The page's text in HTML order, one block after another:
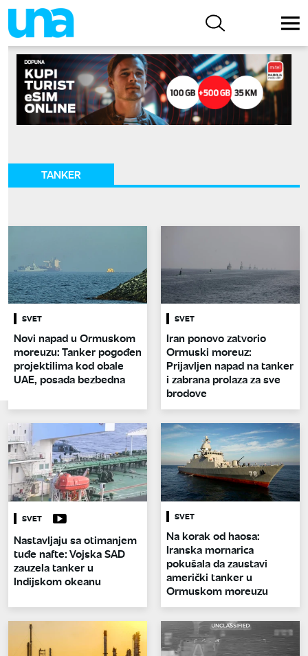
TANKER
SVET
Novi napad u Ormuskom
moreuzu: Tanker pogođen
projektilima kod obale
UAE, posada bezbedna
SVET
Iran ponovo zatvorio
Ormuski moreuz:
Prijavljen napad na tanker
i zabrana prolaza za sve
brodove
SVET
Nastavljaju sa otimanjem
tuđe nafte: Vojska SAD
zauzela tanker u
Indijskom okeanu
SVET
Na korak od haosa:
Iranska mornarica
pokušala da zaustavi
američki tanker u
Ormuskom moreuzu